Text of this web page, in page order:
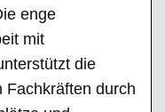
enge
mit
die
Fachkräften durch